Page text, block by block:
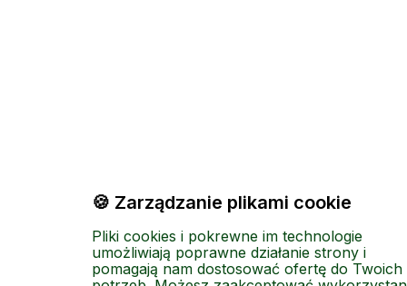
🍪 Zarządzanie plikami cookie
Pliki cookies i pokrewne im technologie
umożliwiają poprawne działanie strony i
pomagają nam dostosować ofertę do Twoich